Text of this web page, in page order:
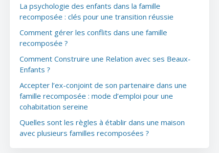
La psychologie des enfants dans la famille
recomposée : clés pour une transition réussie
Comment gérer les conflits dans une famille
recomposée ?
Comment Construire une Relation avec ses Beaux-
Enfants ?
Accepter l’ex-conjoint de son partenaire dans une
famille recomposée : mode d’emploi pour une
cohabitation sereine
Quelles sont les règles à établir dans une maison
avec plusieurs familles recomposées ?